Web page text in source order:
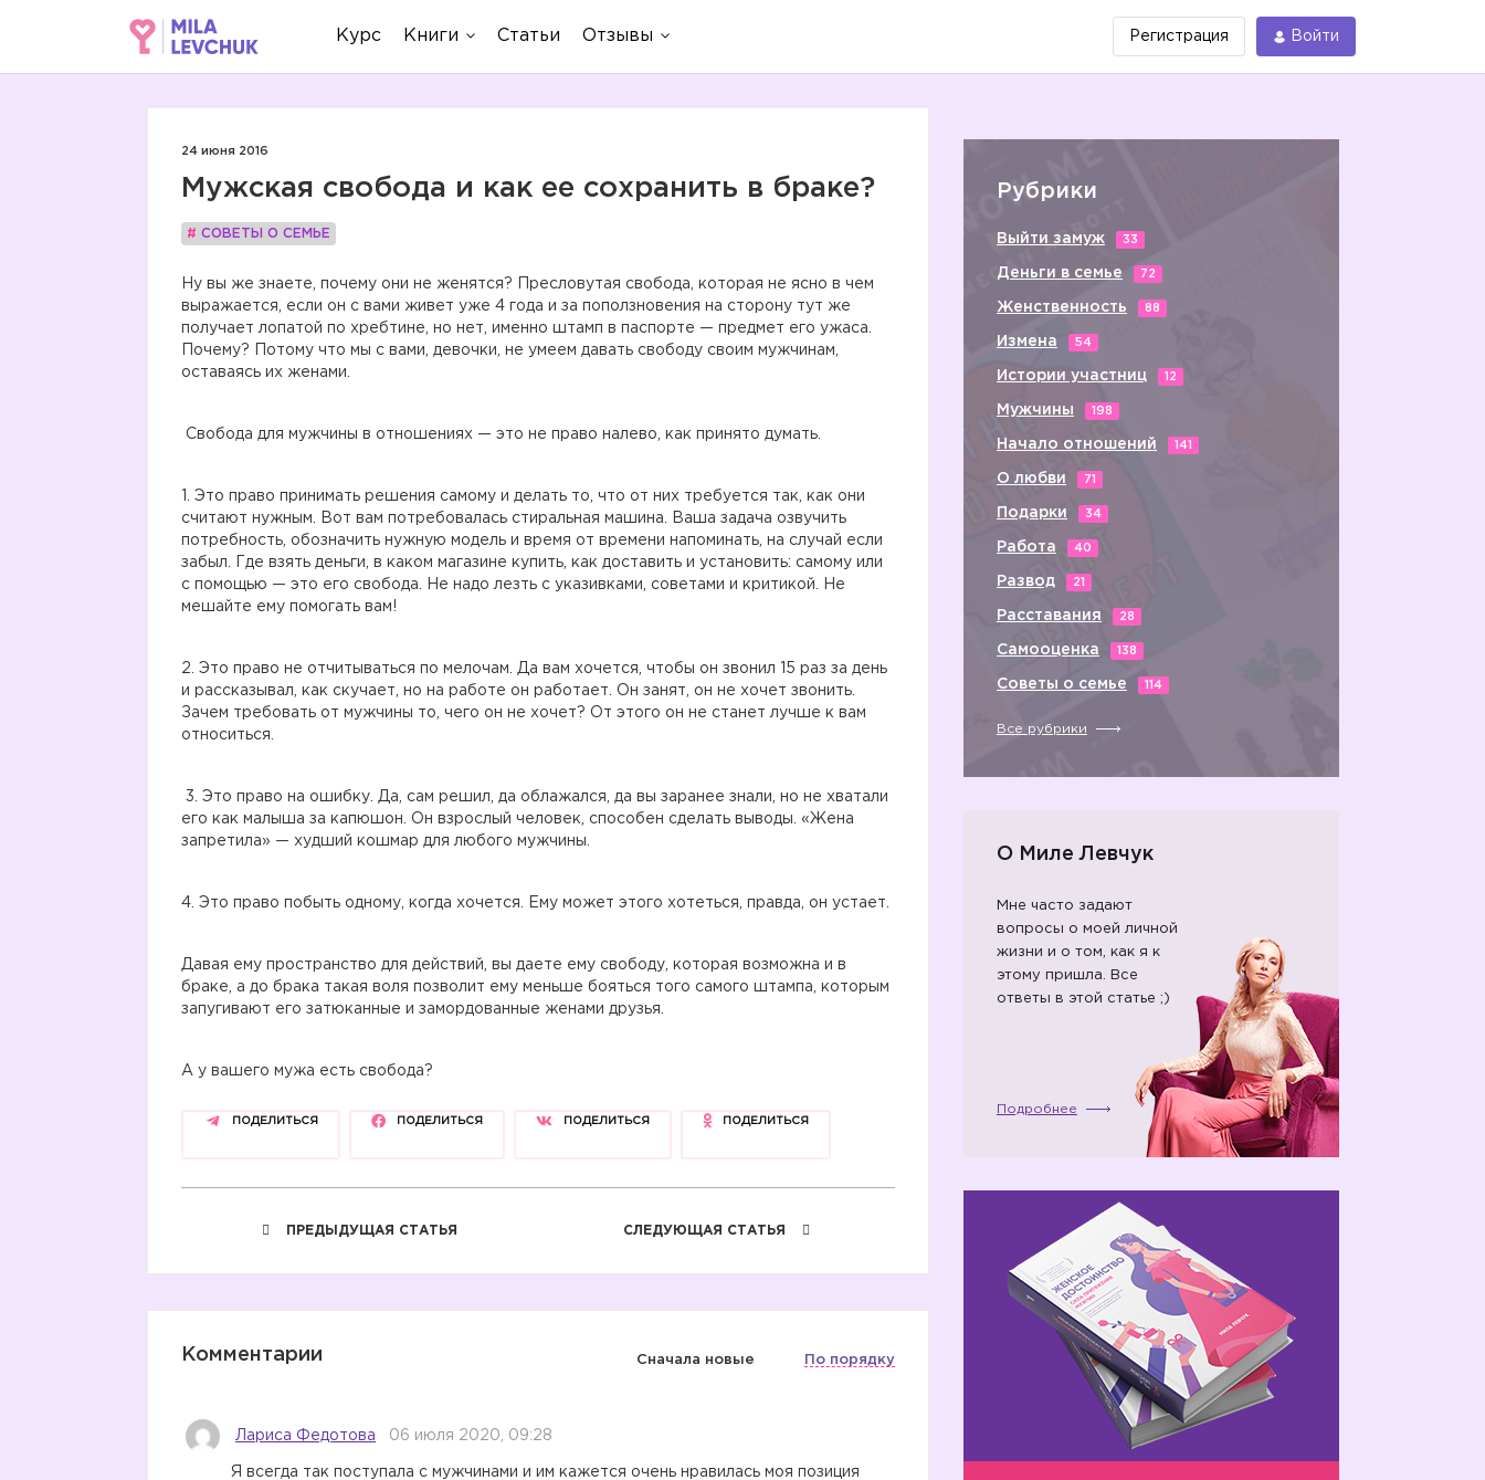
Курс Книги Статьи Отзывы Регистрация Войти
24 июня 2016
Мужская свобода и как ее сохранить в браке?
# СОВЕТЫ О СЕМЬЕ
Ну вы же знаете, почему они не женятся? Пресловутая свобода, которая не ясно в чем
выражается, если он с вами живет уже 4 года и за поползновения на сторону тут же
получает лопатой по хребтине, но нет, именно штамп в паспорте — предмет его ужаса.
Почему? Потому что мы с вами, девочки, не умеем давать свободу своим мужчинам,
оставаясь их женами.
Свобода для мужчины в отношениях — это не право налево, как принято думать.
1. Это право принимать решения самому и делать то, что от них требуется так, как они
считают нужным. Вот вам потребовалась стиральная машина. Ваша задача озвучить
потребность, обозначить нужную модель и время от времени напоминать, на случай если
забыл. Где взять деньги, в каком магазине купить, как доставить и установить: самому или
с помощью — это его свобода. Не надо лезть с указивками, советами и критикой. Не
мешайте ему помогать вам!
2. Это право не отчитываться по мелочам. Да вам хочется, чтобы он звонил 15 раз за день
и рассказывал, как скучает, но на работе он работает. Он занят, он не хочет звонить.
Зачем требовать от мужчины то, чего он не хочет? От этого он не станет лучше к вам
относиться.
3. Это право на ошибку. Да, сам решил, да облажался, да вы заранее знали, но не хватали
его как малыша за капюшон. Он взрослый человек, способен сделать выводы. «Жена
запретила» — худший кошмар для любого мужчины.
4. Это право побыть одному, когда хочется. Ему может этого хотеться, правда, он устает.
Давая ему пространство для действий, вы даете ему свободу, которая возможна и в
браке, а до брака такая воля позволит ему меньше бояться того самого штампа, которым
запугивают его затюканные и замордованные женами друзья.
А у вашего мужа есть свобода?
ПОДЕЛИТЬСЯ ПОДЕЛИТЬСЯ ПОДЕЛИТЬСЯ ПОДЕЛИТЬСЯ
ПРЕДЫДУЩАЯ СТАТЬЯ СЛЕДУЮЩАЯ СТАТЬЯ
Комментарии Сначала новые По порядку
Лариса Федотова 06 июля 2020, 09:28
Я всегда так поступала с мужчинами и им кажется очень нравилась моя позиция
Рубрики
Выйти замуж 33
Деньги в семье 72
Женственность 88
Измена 54
Истории участниц 12
Мужчины 198
Начало отношений 141
О любви 71
Подарки 34
Работа 40
Развод 21
Расставания 28
Самооценка 138
Советы о семье 114
Все рубрики
О Миле Левчук
Мне часто задают
вопросы о моей личной
жизни и о том, как я к
этому пришла. Все
ответы в этой статье ;)
Подробнее